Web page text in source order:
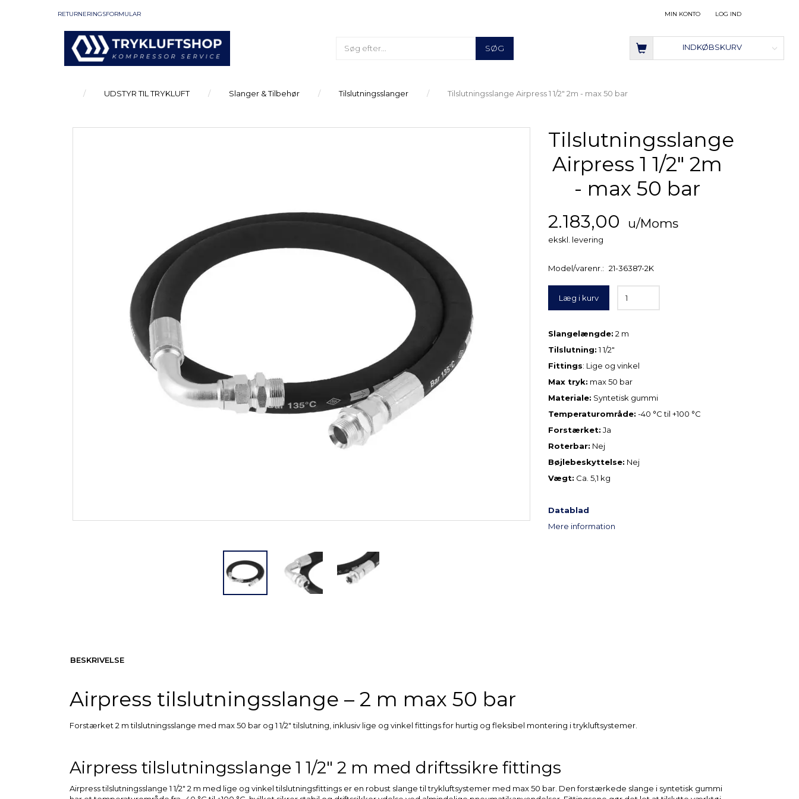
LOG IND
MIN KONTO
RETURNERINGSFORMULAR
SØG INDKØBSKURV
UDSTYR TIL TRYKLUFT Slanger & Tilbehør Tilslutningsslanger Tilslutningsslange Airpress 1 1/2" 2m - max 50 bar
Tilslutningsslange
Airpress 1 1/2" 2m
- max 50 bar
2.183,00 u/Moms
ekskl. levering
Model/varenr.: 21-36387-2K
Læg i kurv
Slangelængde: 2 m
Tilslutning:1 1/2″
Fittings: Lige og vinkel
Max tryk: max 50 bar
Materiale: Syntetisk gummi
Temperaturområde: -40 °C til +100 °C
Forstærket: Ja
Roterbar: Nej
Bøjlebeskyttelse: Nej
Vægt: Ca. 5,1 kg
Datablad
Mere information
BESKRIVELSE
Airpress tilslutningsslange – 2 m max 50 bar
Forstærket 2 m tilslutningsslange med max 50 bar og 1 1/2″ tilslutning, inklusiv lige og vinkel fittings for hurtig og fleksibel montering i trykluftsystemer.
Airpress tilslutningsslange 1 1/2″ 2 m med driftssikre fittings
Airpress tilslutningsslange 1 1/2″ 2 m med lige og vinkel tilslutningsfittings er en robust slange til trykluftsystemer med max 50 bar. Den forstærkede slange i syntetisk gummi